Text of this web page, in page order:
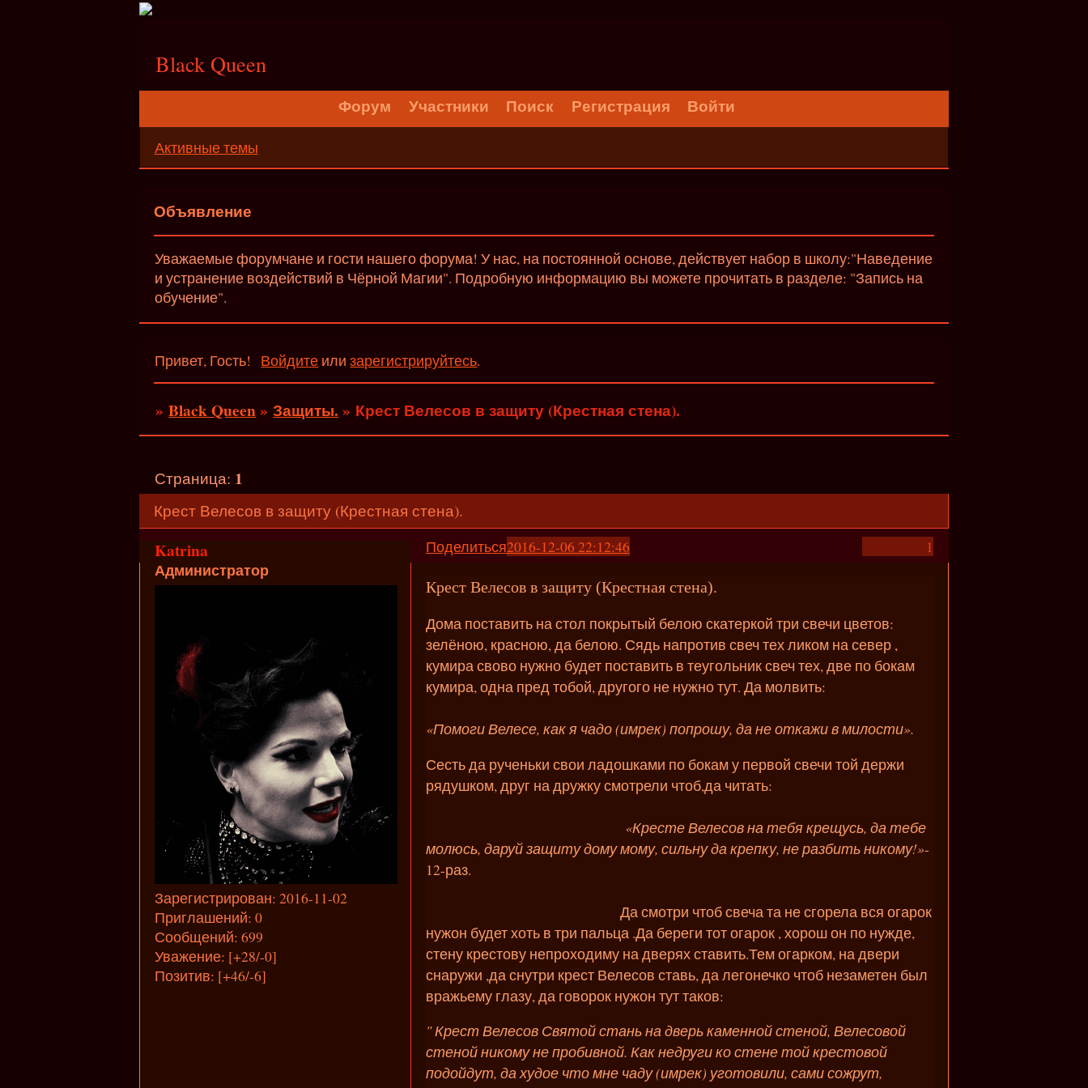
Black Queen
Форум Участники Поиск Регистрация Войти
Активные темы
Объявление
Уважаемые форумчане и гости нашего форума! У нас, на постоянной основе, действует набор в школу:"Наведение
и устранение воздействий в Чёрной Магии". Подробную информацию вы можете прочитать в разделе: "Запись на
обучение".
Привет, Гость! Войдите илизарегистрируйтесь.
»Black Queen»Защиты. » Крест Велесов в защиту (Крестная стена).
Крест Велесов в защиту (Крестная стена).
Страница: 1
Поделиться 1
2016-12-06 22:12:46
Katrina
Администратор
Зарегистрирован: 2016-11-02
Приглашений: 0
Сообщений: 699
Уважение: [+28/-0]
Позитив: [+46/-6]
Крест Велесов в защиту (Крестная стена).
Дома поставить на стол покрытый белою скатеркой три свечи цветов:
зелёною, красною, да белою. Сядь напротив свеч тех ликом на север ,
кумира свово нужно будет поставить в теугольник свеч тех, две по бокам
кумира, одна пред тобой, другого не нужно тут. Да молвить:
«Помоги Велесе, как я чадо (имрек) попрошу, да не откажи в милости».
Сесть да рученьки свои ладошками по бокам у первой свечи той держи
рядушком, друг на дружку смотрели чтоб,да читать:
«Кресте Велесов на тебя крещусь, да тебе
молюсь, даруй защиту дому мому, сильну да крепку, не разбить никому!»-
12-раз.
Да смотри чтоб свеча та не сгорела вся огарок
нужон будет хоть в три пальца .Да береги тот огарок , хорош он по нужде,
стену крестову непроходиму на дверях ставить.Тем огарком, на двери
снаружи ,да снутри крест Велесов ставь, да легонечко чтоб незаметен был
вражьему глазу, да говорок нужон тут таков:
" Крест Велесов Святой стань на дверь каменной стеной, Велесовой
стеной никому не пробивной. Как недруги ко стене той крестовой
подойдут, да худое что мне чаду (имрек) уготовили, сами сожрут,